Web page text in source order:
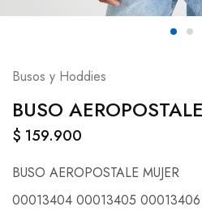
Busos y Hoddies
BUSO
$ 159.900
BUSO AEROPOSTALE MUJER
00013404 00013405